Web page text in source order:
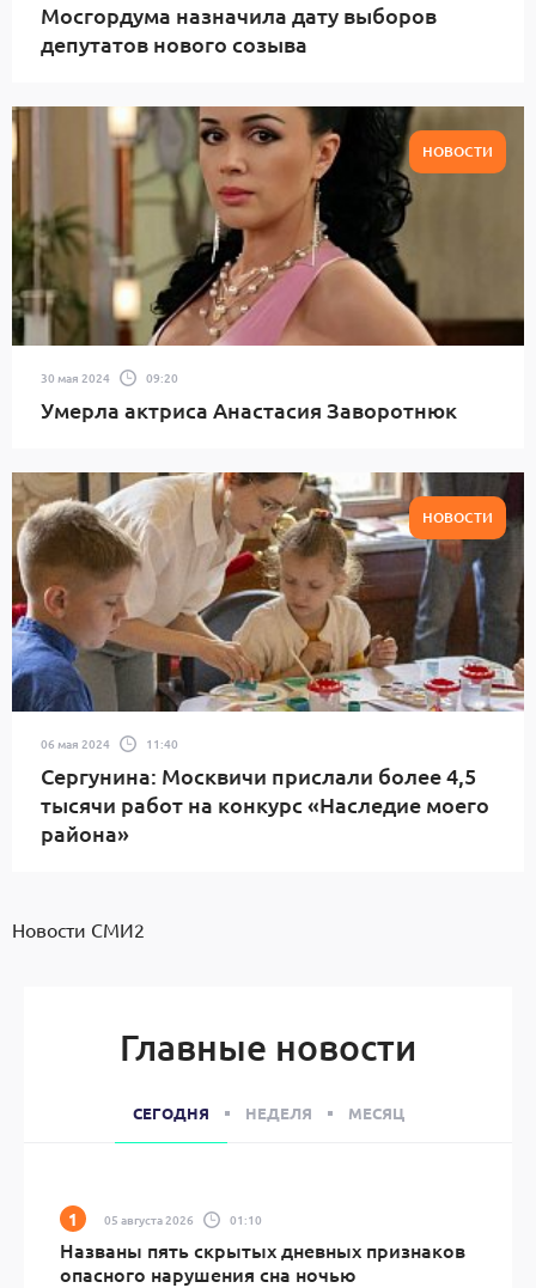
Мосгордума назначила дату выборов
депутатов нового созыва
НОВОСТИ
30 мая 2024 09:20
Умерла актриса Анастасия Заворотнюк
НОВОСТИ
06 мая 2024 11:40
Сергунина: Москвичи прислали более 4,5
тысячи работ на конкурс «Наследие моего
района»
Новости СМИ2
Главные новости
СЕГОДНЯ НЕДЕЛЯ МЕСЯЦ
05 августа 2026 01:10
Названы пять скрытых дневных признаков
опасного нарушения сна ночью